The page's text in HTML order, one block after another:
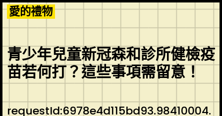
Skip
to
content
愛的禮物
青少年兒童新冠森和診所健檢疫
苗若何打？這些事項需留意！
requestId:6978e4d115bd93.98410004.